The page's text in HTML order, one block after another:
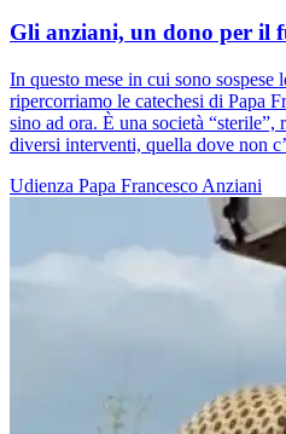
Gli anziani, un dono per il
In questo mese in cui sono sospese
ripercorriamo le catechesi di Papa
sino ad ora. È una società
diversi interventi, quella dove non
Udienza Papa Francesco Anziani